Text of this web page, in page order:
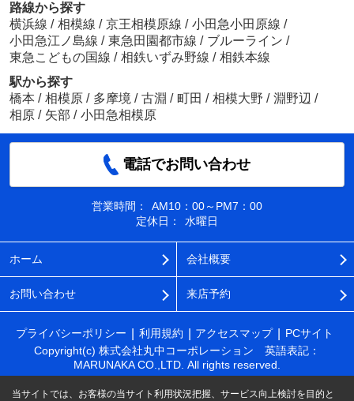
路線から探す
横浜線 / 相模線 / 京王相模原線 / 小田急小田原線 /
小田急江ノ島線 / 東急田園都市線 / ブルーライン /
東急こどもの国線 / 相鉄いずみ野線 / 相鉄本線
駅から探す
橋本 / 相模原 / 多摩境 / 古淵 / 町田 / 相模大野 / 淵野辺 /
相原 / 矢部 / 小田急相模原
電話でお問い合わせ
営業時間：
AM10：00～PM7：00
定休日：
水曜日
ホーム 会社概要
お問い合わせ 来店予約
プライバシーポリシー 利用規約 アクセスマップ
PCサイト
Copyright(c) 株式会社丸中コーポレーション 英語表記：
MARUNAKA CO.,LTD. All rights reserved.
当サイトでは、お客様の当サイト利用状況把握、サービス向上検討を目的と